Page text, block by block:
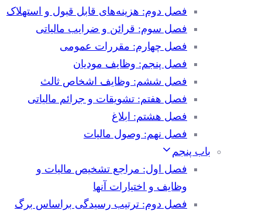
فصل دوم: هزینه‌های قابل قبول و استهلاک
فصل سوم: قرائن و ضرایب مالیاتی
فصل چهارم: مقررات عمومی
فصل پنجم: وظایف مودیان
فصل ششم: وظایف اشخاص ثالث
فصل هفتم: تشویقات و جرائم مالیاتی
فصل هشتم: ابلاغ
فصل نهم: وصول مالیات
باب پنجم
فصل اول: مراجع تشخیص مالیات و
وظایف و اختیارات آنها
فصل دوم: ترتیب رسیدگی براساس برگ